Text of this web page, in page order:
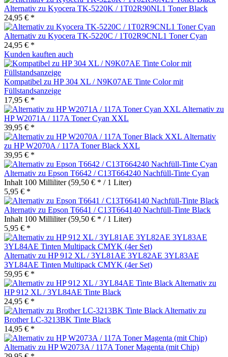
Alternativ zu Kyocera TK-5220K / 1T02R90NL1 Toner Black
24,95 € *
Alternativ zu Kyocera TK-5220C / 1T02R9CNL1 Toner Cyan
24,95 € *
Kunden kauften auch
Kompatibel zu HP 304 XL / N9K07AE Tinte Color mit
Füllstandsanzeige
17,95 € *
Alternativ zu
HP W2071A / 117A Toner Cyan XXL
39,95 € *
Alternativ
zu HP W2070A / 117A Toner Black XXL
39,95 € *
Alternativ zu Epson T6642 / C13T664240 Nachfüll-Tinte Cyan
Inhalt 100 Milliliter(59,50 € * / 1 Liter)
5,95 € *
Alternativ zu Epson T6641 / C13T664140 Nachfüll-Tinte Black
Inhalt 100 Milliliter(59,50 € * / 1 Liter)
5,95 € *
Alternativ zu HP 912 XL / 3YL81AE 3YL82AE 3YL83AE
3YL84AE Tinten Multipack CMYK (4er Set)
59,95 € *
Alternativ zu
HP 912 XL / 3YL84AE Tinte Black
24,95 € *
Alternativ zu
Brother LC-3213BK Tinte Black
14,95 € *
Alternativ zu HP W2073A / 117A Toner Magenta (mit Chip)